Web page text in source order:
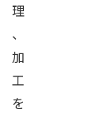
理
、
加
工
を